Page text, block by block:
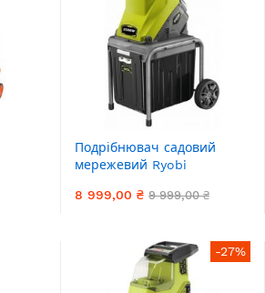
Подрібнювач садовий
мережевий Ryobi
40л ніж 13.4кг
8 999,00 ₴ 9 999,00 ₴
-27%